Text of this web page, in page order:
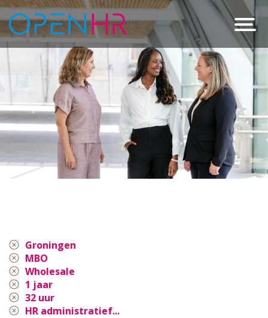
Groningen
MBO
Wholesale
1 jaar
32 uur
HR administratief...